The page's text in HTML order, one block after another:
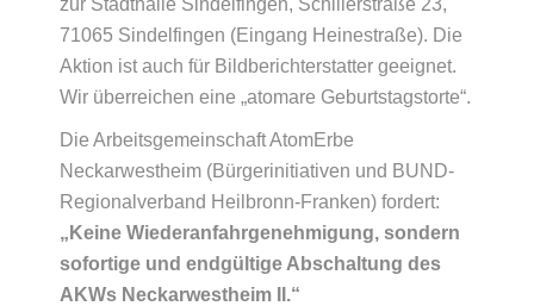
zur Stadthalle Sindelfingen, Schillerstraße 23,
71065 Sindelfingen (Eingang Heinestraße). Die
Aktion ist auch für Bildberichterstatter geeignet.
Wir überreichen eine „atomare Geburtstagstorte“.
Die Arbeitsgemeinschaft AtomErbe
Neckarwestheim (Bürgerinitiativen und BUND-
Regionalverband Heilbronn-Franken) fordert:
„Keine Wiederanfahrgenehmigung, sondern
sofortige und endgültige Abschaltung des
AKWs Neckarwestheim II.“